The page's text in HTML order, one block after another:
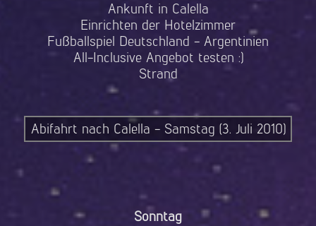
Ankunft in Calella
Einrichten der Hotelzimmer
Fußballspiel Deutschland - Argentinien
All-Inclusive Angebot testen :)
Strand
Abifahrt nach Calella - Samstag (3. Juli 2010)
Sonntag